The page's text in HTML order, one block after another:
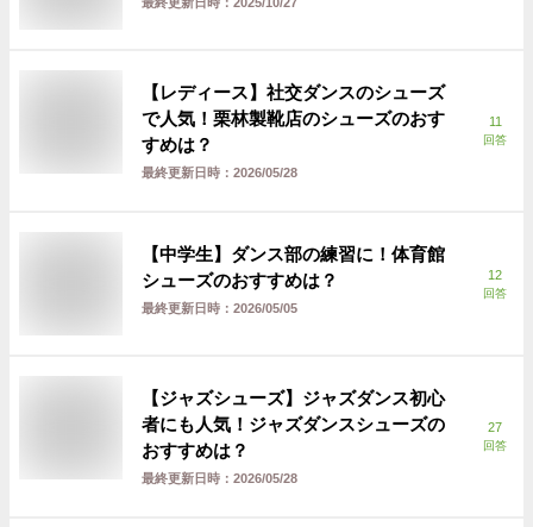
【レディース】社交ダンスのシューズ
で人気！栗林製靴店のシューズのおす
すめは？
最終更新日時： 2026/05/28
11
回答
【中学生】ダンス部の練習に！体育館
シューズのおすすめは？
最終更新日時： 2026/05/05
12
回答
【ジャズシューズ】ジャズダンス初心
者にも人気！ジャズダンスシューズの
おすすめは？
最終更新日時： 2026/05/28
27
回答